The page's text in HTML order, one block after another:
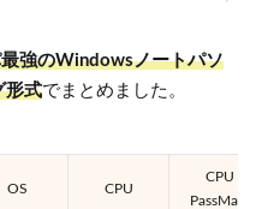
強のWindowsノートパソ
形式でまとめました。
OS CPU
CPU
PassMark